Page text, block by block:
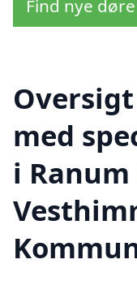
Find nye
med
i